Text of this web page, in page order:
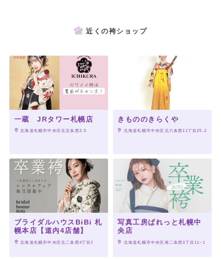
キモノハーツのオススメ袴コーデ
近くの袴ショップ
一蔵 JRタワー札幌店
北海道札幌市中央区北五条西2-5
きもののきらくや
北海道札幌市中央区北六条西11丁目25-2
ブライダルハウスBiBi 札
幌本店【道内4店舗】
北海道札幌市中央区北二条西4丁目1
写真工房ぱれっと札幌中
央店
北海道札幌市中央区南二条西3丁目11−1